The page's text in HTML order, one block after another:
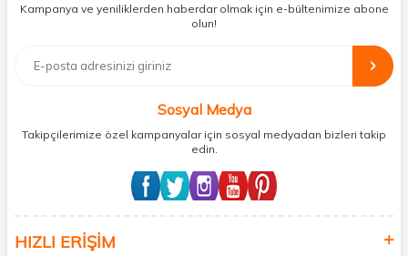
müşterilerini ödeme hususunda imkan sağlamıştır. Sosyal
sorumluluğu kesinlikle es geçmeyerek, mamaal.com üzerinden satışı
yapılan her ürün için sokak hayvanlarına aylık ve düzenli olarak
bağış işlemi gerçekleştirmektedir.
Kampanya ve yeniliklerden haberdar olmak için e-bültenimize abone
olun!
Sosyal Medya
Takipçilerimize özel kampanyalar için sosyal medyadan bizleri takip
edin.
HIZLI ERİŞİM